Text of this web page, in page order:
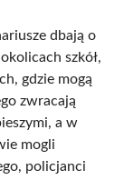
dbają o
szkół,
gdzie mogą
zwracają
a w
mogli
policjanci